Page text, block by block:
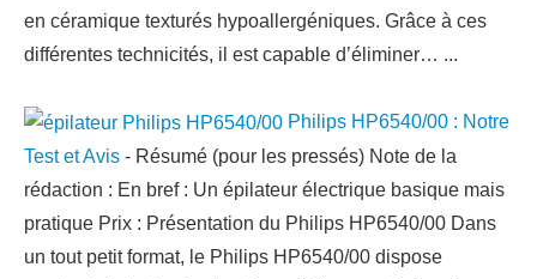
en céramique texturés hypoallergéniques. Grâce à ces
différentes technicités, il est capable d’éliminer… ...
Philips HP6540/00 : Notre
Test et Avis - Résumé (pour les pressés) Note de la
rédaction : En bref : Un épilateur électrique basique mais
pratique Prix : Présentation du Philips HP6540/00 Dans
un tout petit format, le Philips HP6540/00 dispose